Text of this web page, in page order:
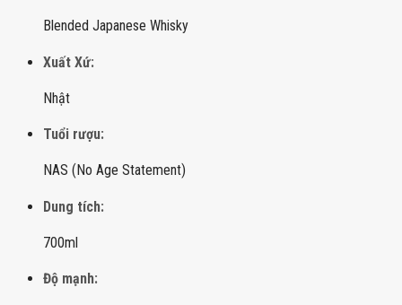
Blended Japanese Whisky
Xuất Xứ:
Nhật
Tuổi rượu:
NAS (No Age Statement)
Dung tích:
700ml
Độ mạnh: